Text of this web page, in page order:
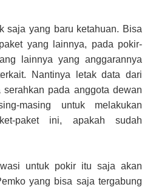
saja yang baru ketahuan. Bisa
yang lainnya, pada pokir-
lainnya yang anggarannya
Nantinya letak data dari
pada anggota dewan
masing untuk melakukan
paket ini, apakah sudah
untuk pokir itu saja akan
yang bisa saja tergabung